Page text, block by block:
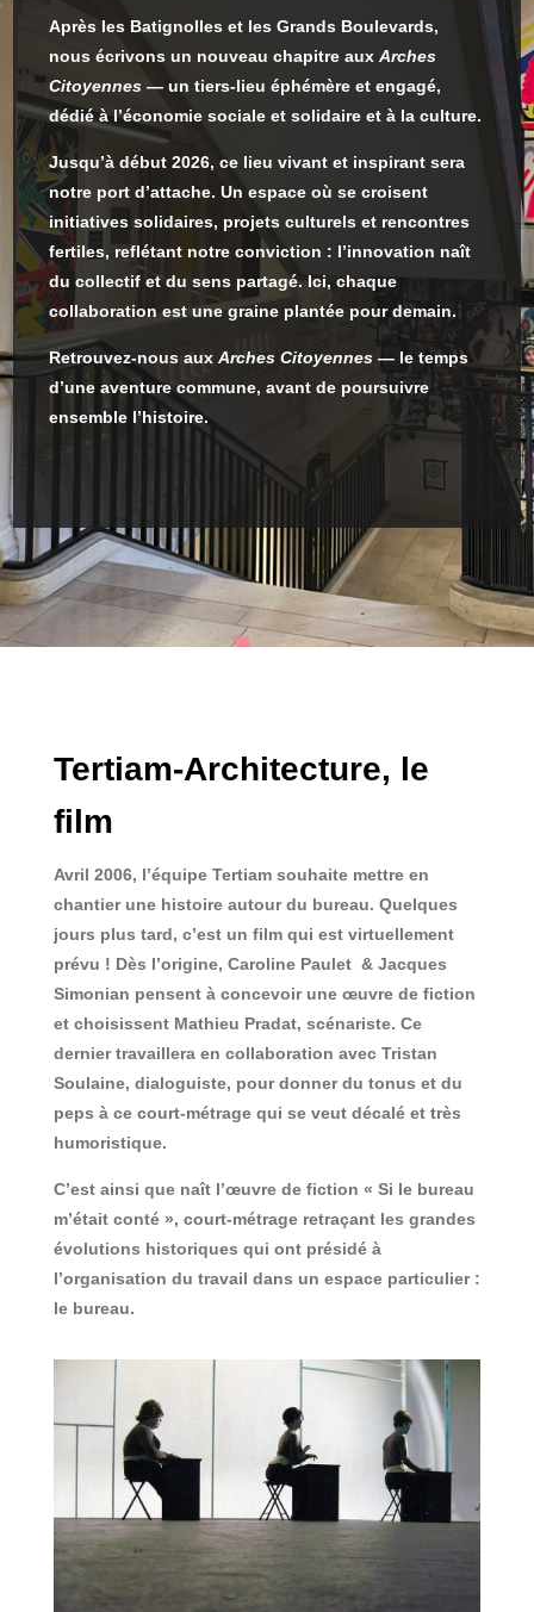
Après les Batignolles et les Grands Boulevards,
nous écrivons un nouveau chapitre auxArches
Citoyennes — un tiers-lieu éphémère et engagé,
dédié à l’économie sociale et solidaire et à la culture.
Jusqu’à début 2026, ce lieu vivant et inspirant sera
notre port d’attache. Un espace où se croisent
initiatives solidaires, projets culturels et rencontres
fertiles, reflétant notre conviction : l’innovation naît
du collectif et du sens partagé. Ici, chaque
collaboration est une graine plantée pour demain.
Retrouvez-nous auxArches Citoyennes — le temps
d’une aventure commune, avant de poursuivre
ensemble l’histoire.
Tertiam-Architecture, le
film
Avril 2006, l’équipe Tertiam souhaite mettre en
chantier une histoire autour du bureau. Quelques
jours plus tard, c’est un film qui est virtuellement
prévu ! Dès l’origine, Caroline Paulet & Jacques
Simonian pensent à concevoir une œuvre de fiction
et choisissent Mathieu Pradat, scénariste. Ce
dernier travaillera en collaboration avec Tristan
Soulaine, dialoguiste, pour donner du tonus et du
peps à ce court-métrage qui se veut décalé et très
humoristique.
C’est ainsi que naît l’œuvre de fiction « Si le bureau
m’était conté », court-métrage retraçant les grandes
évolutions historiques qui ont présidé à
l’organisation du travail dans un espace particulier :
le bureau.